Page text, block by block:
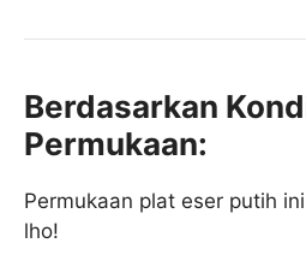
Berdasarkan
Permukaan:
Permukaan plat eser putih
lho!